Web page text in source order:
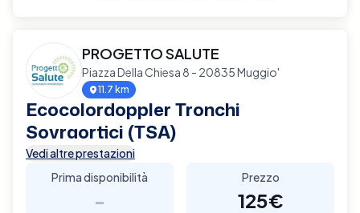
PROGETTO SALUTE
Piazza Della Chiesa 8 - 20835 Muggio'
11.7 km
Ecocolordoppler Tronchi
Sovraortici (TSA)
Vedi altre prestazioni
Prima disponibilità
-
Prezzo
125€